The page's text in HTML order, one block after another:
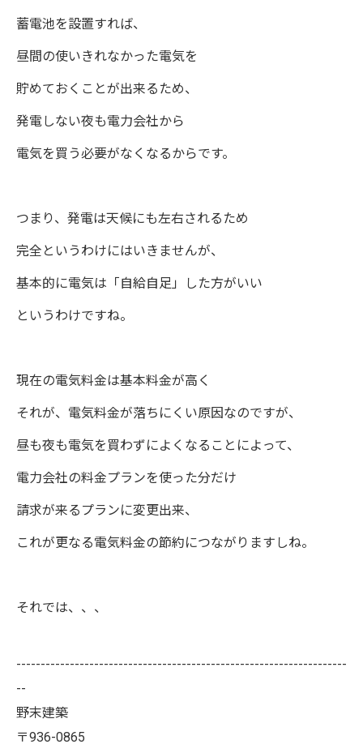
蓄電池を設置すれば、
昼間の使いきれなかった電気を
貯めておくことが出来るため、
発電しない夜も電力会社から
電気を買う必要がなくなるからです。
つまり、発電は天候にも左右されるため
完全というわけにはいきませんが、
基本的に電気は「自給自足」した方がいい
というわけですね。
現在の電気料金は基本料金が高く
それが、電気料金が落ちにくい原因なのですが、
昼も夜も電気を買わずによくなることによって、
電力会社の料金プランを使った分だけ
請求が来るプランに変更出来、
これが更なる電気料金の節約につながりますしね。
それでは、、、
--------------------------------------------------------------------
--
野末建築
〒936-0865